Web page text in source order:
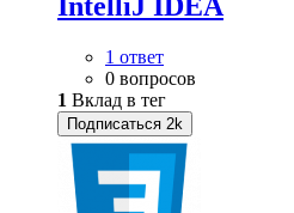
IntelliJ IDEA
1 ответ
0 вопросов
1 Вклад в тег
Подписаться 2k